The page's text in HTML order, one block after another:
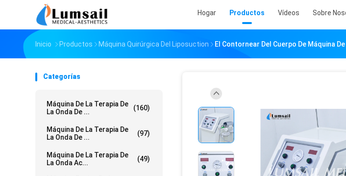
Hogar Productos Vídeos Sobre
Inicio Productos Máquina Quirúrgica Del Liposuction El Contornear Del Cuerpo De Máquina
Categorías
Máquina De La Terapia De
La Onda De ...
(160)
Máquina De La Terapia De
La Onda De ...
(97)
Máquina De La Terapia De
La Onda Ac...
(49)